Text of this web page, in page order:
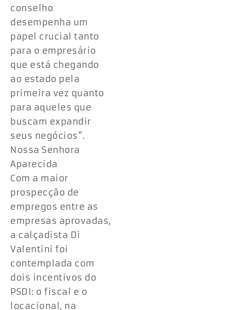
conselho
desempenha um
papel crucial tanto
para o empresário
que está chegando
ao estado pela
primeira vez quanto
para aqueles que
buscam expandir
seus negócios”.
Nossa Senhora
Aparecida
Com a maior
prospecção de
empregos entre as
empresas aprovadas,
a calçadista Di
Valentini foi
contemplada com
dois incentivos do
PSDI: o fiscal e o
locacional, na